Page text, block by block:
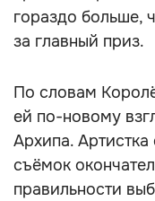
гораздо больше,
за главный приз.
По словам
ей по-новому
Архипа.
съёмок
правильности